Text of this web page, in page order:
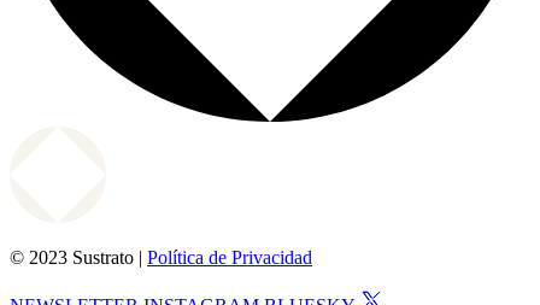
© 2023 Sustrato | Política de Privacidad